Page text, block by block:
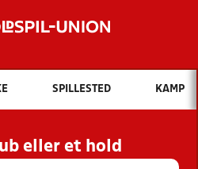
Hvad vil du søge efter?
INDHOLD OG NYHEDER
KLUBBER OG
HOLD
SPILLESTED KAMP
eller et hold